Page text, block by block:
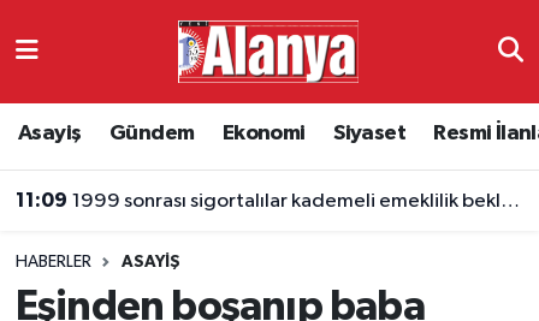
Asayiş Gündem Ekonomi Siyaset Resmi
11:09 1999 sonrası sigortalılar kademeli emeklilik bekliyor
HABERLER ASAYIŞ
Eşinden boşanıp baba
Ekonomi
Antalya Namaz Vakitleri
Antalya Trafik Yoğunluk Haritası